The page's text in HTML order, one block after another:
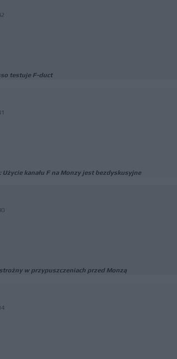
testuje F-duct
Użycie kanału F na Monzy jest bezdyskusyjne
w przypuszczeniach przed Monzą